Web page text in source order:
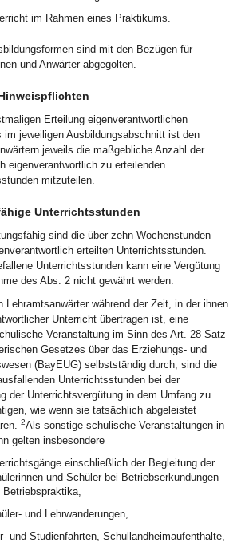
im Rahmen eines Praktikums.
sind mit den Bezügen für
und Anwärter abgegolten.
Erteilung eigenverantwortlichen
im jeweiligen Ausbildungsabschnitt ist den
jeweils die maßgebliche Anzahl der
eigenverantwortlich zu erteilenden
mitzuteilen.
Unterrichtsstunden
sind die über zehn Wochenstunden
erteilten Unterrichtsstunden.
Unterrichtsstunden kann eine Vergütung
des Abs. 2 nicht gewährt werden.
Lehramtsanwärter während der Zeit, in der ihnen
Unterricht übertragen ist, eine
Veranstaltung im Sinn des Art. 28 Satz
Gesetzes über das Erziehungs- und
(BayEUG) selbstständig durch, sind die
Unterrichtsstunden bei der
der Unterrichtsvergütung in dem Umfang zu
wie wenn sie tatsächlich abgeleistet
2Als sonstige schulische Veranstaltungen in
gelten insbesondere
einschließlich der Begleitung der
und Schüler bei Betriebserkundungen
Betriebspraktika,
und Lehrwanderungen,
und Studienfahrten, Schullandheimaufenthalte,